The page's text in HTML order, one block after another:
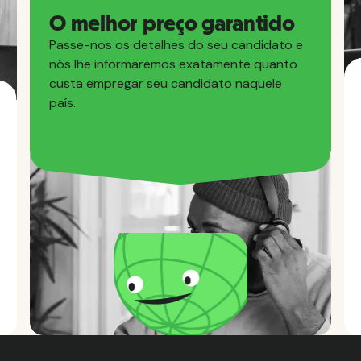
O melhor preço garantido
Passe-nos os detalhes do seu candidato e
nós lhe informaremos exatamente quanto
custa empregar seu candidato naquele
país.